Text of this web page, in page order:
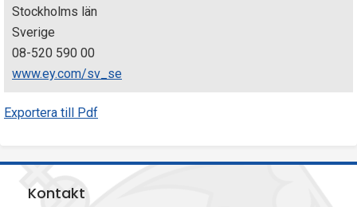
Stockholms län
Sverige
08-520 590 00
www.ey.com/sv_se
Exportera till Pdf
Kontakt